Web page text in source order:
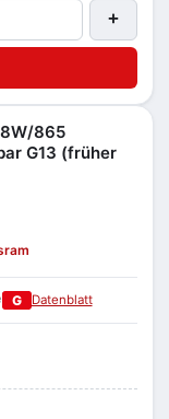
+
865
G13 (früher
G Datenblatt